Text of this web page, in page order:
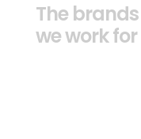
The brands
we work for